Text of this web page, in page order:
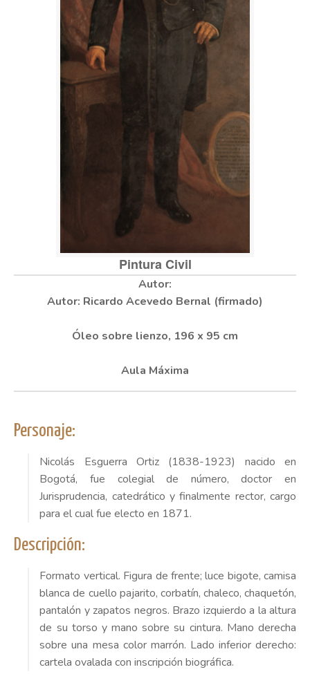
Pintura Civil
Autor: Ricardo Acevedo Bernal (firmado)
Óleo sobre lienzo, 196 x 95 cm
Aula Máxima
Personaje:
Nicolás Esguerra Ortiz (1838-1923) nacido en
Bogotá, fue colegial de número, doctor en
Jurisprudencia, catedrático y finalmente rector, cargo
para el cual fue electo en 1871.
Descripción:
Formato vertical. Figura de frente; luce bigote, camisa
blanca de cuello pajarito, corbatín, chaleco, chaquetón,
pantalón y zapatos negros. Brazo izquierdo a la altura
de su torso y mano sobre su cintura. Mano derecha
sobre una mesa color marrón. Lado inferior derecho:
cartela ovalada con inscripción biográfica.